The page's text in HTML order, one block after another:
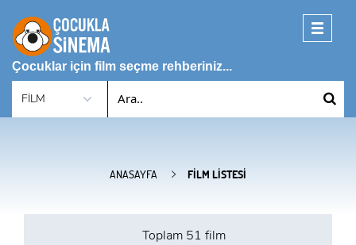
Toggle
Çocuklar için film seçme rehberiniz...
ANASAYFA FILM LISTESI
Toplam 51 film